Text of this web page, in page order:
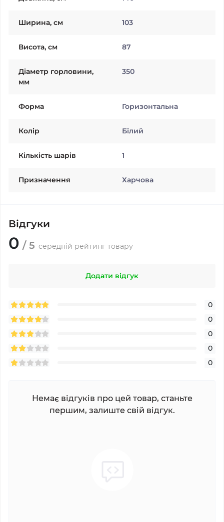
Ширина, см 103
Висота, см 87
Діаметр горловини,
мм
350
Форма Горизонтальна
Колiр Білий
Кількість шарів 1
Призначення Харчова
Відгуки
0 / 5 середній рейтинг товару
Додати відгук
0
0
0
0
0
Немає відгуків про цей товар, станьте
першим, залиште свій відгук.